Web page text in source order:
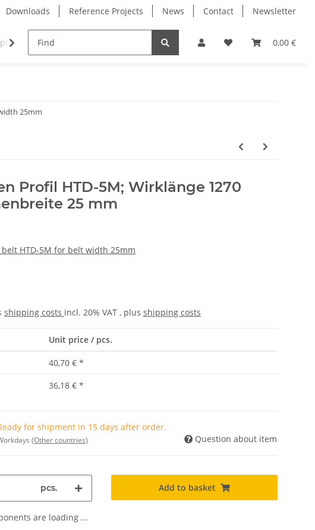
Downloads Reference Projects News Contact Newsletter
0,00 €
Milling Spindles Bearings
25mm
Profil HTD-5M; Wirklänge 1270
25 mm
HTD-5M for belt width 25mm
shipping costs incl. 20% VAT , plus shipping costs
Unit price / pcs.
40,70 € *
36,18 € *
for shipment in 15 days after order.
(Other countries) Question about item
pcs. Add to basket
are loading ...